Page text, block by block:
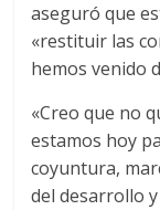
aseguró que
«restituir las
hemos venido
«Creo que no
estamos hoy
coyuntura,
del desarrollo